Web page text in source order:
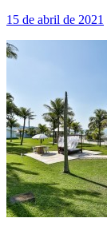
15 de abril de 2021